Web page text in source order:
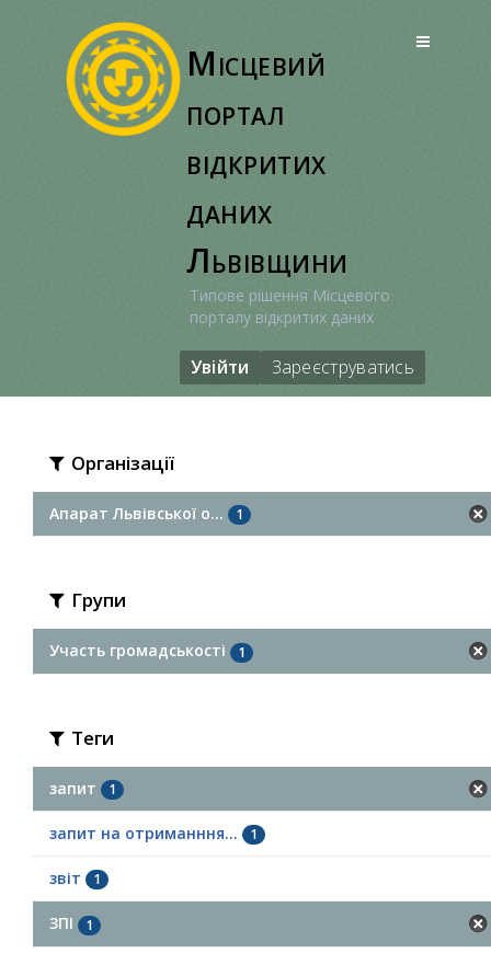
Місцевий
портал
відкритих
даних
Львівщини
Типове рішення Місцевого
порталу відкритих даних
Увійти Зареєструватись
Організації
Апарат Львівської о... 1
Групи
Участь громадськості 1
Теги
запит 1
запит на отриманння... 1
звіт 1
ЗПІ 1